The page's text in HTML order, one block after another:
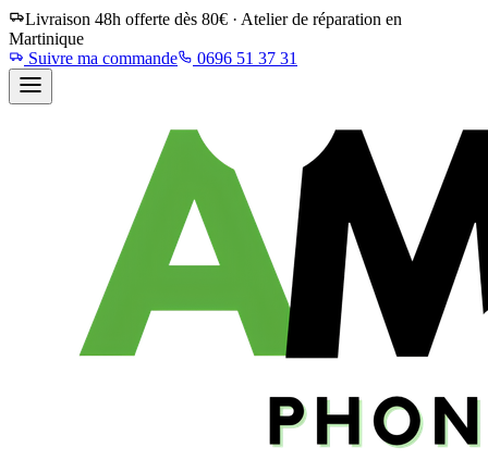
Livraison 48h offerte dès 80€ · Atelier de réparation en
Martinique
Suivre ma commande
0696 51 37 31